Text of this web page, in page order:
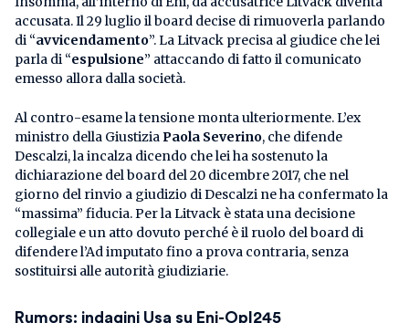
accusata. Il 29 luglio il board decise di rimuoverla parlando
di “avvicendamento”. La Litvack precisa al giudice che lei
parla di “espulsione” attaccando di fatto il comunicato
emesso allora dalla società.
Al contro-esame la tensione monta ulteriormente. L’ex
ministro della GiustiziaPaola Severino, che difende
Descalzi, la incalza dicendo che lei ha sostenuto la
dichiarazione del board del 20 dicembre 2017, che nel
giorno del rinvio a giudizio di Descalzi ne ha confermato la
“massima” fiducia. Per la Litvack è stata una decisione
collegiale e un atto dovuto perché è il ruolo del board di
difendere l’Ad imputato fino a prova contraria, senza
sostituirsi alle autorità giudiziarie.
Rumors: indagini Usa su Eni-Opl245